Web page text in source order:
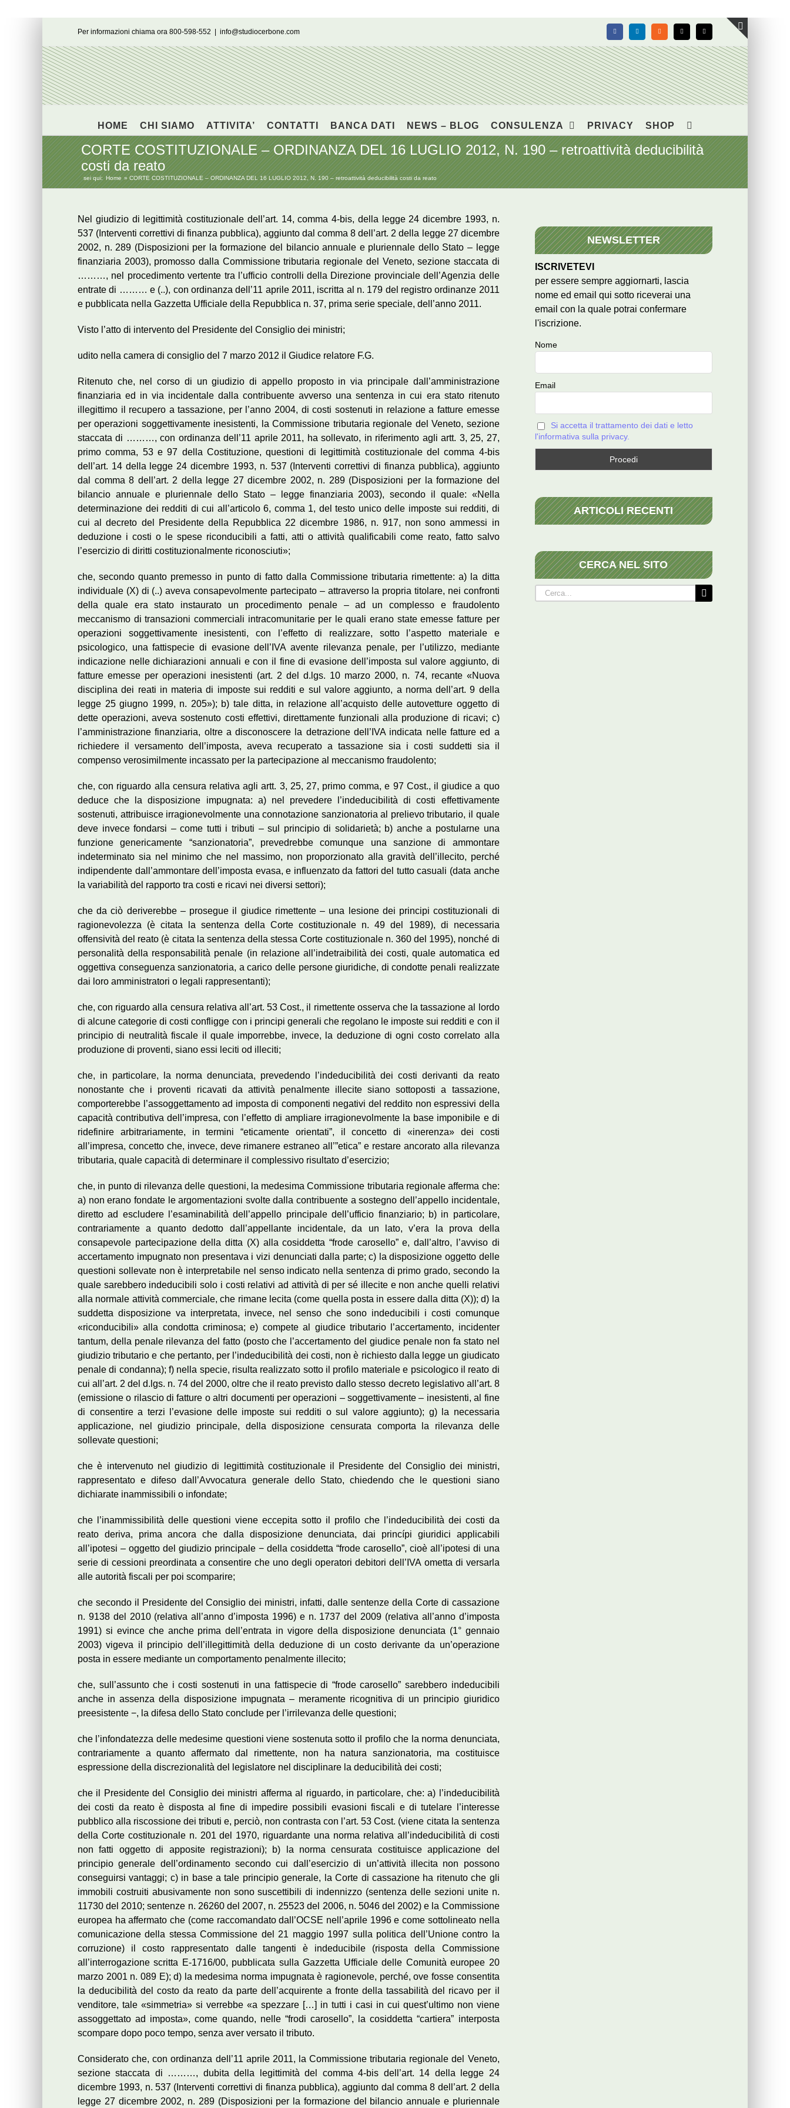
Per informazioni chiama ora 800-598-552 info@studiocerbone.com FacebookLinkedIn Rss X Email
HOME CHI SIAMO ATTIVITA’ CONTATTI BANCA DATI NEWS – BLOG CONSULENZA PRIVACY SHOP
CORTE COSTITUZIONALE – ORDINANZA DEL 16 LUGLIO 2012, N. 190 – retroattività deducibilità
costi da reato
sei qui: Home CORTE COSTITUZIONALE – ORDINANZA DEL 16 LUGLIO 2012, N. 190 – retroattività deducibilità costi da reato
Nel giudizio di legittimità costituzionale dell’art. 14, comma 4-bis, della legge 24 dicembre 1993, n.
537 (Interventi correttivi di finanza pubblica), aggiunto dal comma 8 dell’art. 2 della legge 27 dicembre
2002, n. 289 (Disposizioni per la formazione del bilancio annuale e pluriennale dello Stato – legge
finanziaria 2003), promosso dalla Commissione tributaria regionale del Veneto, sezione staccata di
………, nel procedimento vertente tra l’ufficio controlli della Direzione provinciale dell’Agenzia delle
entrate di ……… e (..), con ordinanza dell’11 aprile 2011, iscritta al n. 179 del registro ordinanze 2011
e pubblicata nella Gazzetta Ufficiale della Repubblica n. 37, prima serie speciale, dell’anno 2011.
Visto l’atto di intervento del Presidente del Consiglio dei ministri;
udito nella camera di consiglio del 7 marzo 2012 il Giudice relatore F.G.
Ritenuto che, nel corso di un giudizio di appello proposto in via principale dall’amministrazione
finanziaria ed in via incidentale dalla contribuente avverso una sentenza in cui era stato ritenuto
illegittimo il recupero a tassazione, per l’anno 2004, di costi sostenuti in relazione a fatture emesse
per operazioni soggettivamente inesistenti, la Commissione tributaria regionale del Veneto, sezione
staccata di ………, con ordinanza dell’11 aprile 2011, ha sollevato, in riferimento agli artt. 3, 25, 27,
primo comma, 53 e 97 della Costituzione, questioni di legittimità costituzionale del comma 4-bis
dell’art. 14 della legge 24 dicembre 1993, n. 537 (Interventi correttivi di finanza pubblica), aggiunto
dal comma 8 dell’art. 2 della legge 27 dicembre 2002, n. 289 (Disposizioni per la formazione del
bilancio annuale e pluriennale dello Stato – legge finanziaria 2003), secondo il quale: «Nella
determinazione dei redditi di cui all’articolo 6, comma 1, del testo unico delle imposte sui redditi, di
cui al decreto del Presidente della Repubblica 22 dicembre 1986, n. 917, non sono ammessi in
deduzione i costi o le spese riconducibili a fatti, atti o attività qualificabili come reato, fatto salvo
l’esercizio di diritti costituzionalmente riconosciuti»;
che, secondo quanto premesso in punto di fatto dalla Commissione tributaria rimettente: a) la ditta
individuale (X) di (..) aveva consapevolmente partecipato – attraverso la propria titolare, nei confronti
della quale era stato instaurato un procedimento penale – ad un complesso e fraudolento
meccanismo di transazioni commerciali intracomunitarie per le quali erano state emesse fatture per
operazioni soggettivamente inesistenti, con l’effetto di realizzare, sotto l’aspetto materiale e
psicologico, una fattispecie di evasione dell’IVA avente rilevanza penale, per l’utilizzo, mediante
indicazione nelle dichiarazioni annuali e con il fine di evasione dell’imposta sul valore aggiunto, di
fatture emesse per operazioni inesistenti (art. 2 del d.lgs. 10 marzo 2000, n. 74, recante «Nuova
disciplina dei reati in materia di imposte sui redditi e sul valore aggiunto, a norma dell’art. 9 della
legge 25 giugno 1999, n. 205»); b) tale ditta, in relazione all’acquisto delle autovetture oggetto di
dette operazioni, aveva sostenuto costi effettivi, direttamente funzionali alla produzione di ricavi; c)
l’amministrazione finanziaria, oltre a disconoscere la detrazione dell’IVA indicata nelle fatture ed a
richiedere il versamento dell’imposta, aveva recuperato a tassazione sia i costi suddetti sia il
compenso verosimilmente incassato per la partecipazione al meccanismo fraudolento;
che, con riguardo alla censura relativa agli artt. 3, 25, 27, primo comma, e 97 Cost., il giudice a quo
deduce che la disposizione impugnata: a) nel prevedere l’indeducibilità di costi effettivamente
sostenuti, attribuisce irragionevolmente una connotazione sanzionatoria al prelievo tributario, il quale
deve invece fondarsi – come tutti i tributi – sul principio di solidarietà; b) anche a postularne una
funzione genericamente “sanzionatoria”, prevedrebbe comunque una sanzione di ammontare
indeterminato sia nel minimo che nel massimo, non proporzionato alla gravità dell’illecito, perché
indipendente dall’ammontare dell’imposta evasa, e influenzato da fattori del tutto casuali (data anche
la variabilità del rapporto tra costi e ricavi nei diversi settori);
che da ciò deriverebbe ‒ prosegue il giudice rimettente ‒ una lesione dei principi costituzionali di
ragionevolezza (è citata la sentenza della Corte costituzionale n. 49 del 1989), di necessaria
offensività del reato (è citata la sentenza della stessa Corte costituzionale n. 360 del 1995), nonché di
personalità della responsabilità penale (in relazione all’indetraibilità dei costi, quale automatica ed
oggettiva conseguenza sanzionatoria, a carico delle persone giuridiche, di condotte penali realizzate
dai loro amministratori o legali rappresentanti);
che, con riguardo alla censura relativa all’art. 53 Cost., il rimettente osserva che la tassazione al lordo
di alcune categorie di costi confligge con i principi generali che regolano le imposte sui redditi e con il
principio di neutralità fiscale il quale imporrebbe, invece, la deduzione di ogni costo correlato alla
produzione di proventi, siano essi leciti od illeciti;
che, in particolare, la norma denunciata, prevedendo l’indeducibilità dei costi derivanti da reato
nonostante che i proventi ricavati da attività penalmente illecite siano sottoposti a tassazione,
comporterebbe l’assoggettamento ad imposta di componenti negativi del reddito non espressivi della
capacità contributiva dell’impresa, con l’effetto di ampliare irragionevolmente la base imponibile e di
ridefinire arbitrariamente, in termini “eticamente orientati”, il concetto di «inerenza» dei costi
all’impresa, concetto che, invece, deve rimanere estraneo all’”etica” e restare ancorato alla rilevanza
tributaria, quale capacità di determinare il complessivo risultato d’esercizio;
che, in punto di rilevanza delle questioni, la medesima Commissione tributaria regionale afferma che:
a) non erano fondate le argomentazioni svolte dalla contribuente a sostegno dell’appello incidentale,
diretto ad escludere l’esaminabilità dell’appello principale dell’ufficio finanziario; b) in particolare,
contrariamente a quanto dedotto dall’appellante incidentale, da un lato, v’era la prova della
consapevole partecipazione della ditta (X) alla cosiddetta “frode carosello” e, dall’altro, l’avviso di
accertamento impugnato non presentava i vizi denunciati dalla parte; c) la disposizione oggetto delle
questioni sollevate non è interpretabile nel senso indicato nella sentenza di primo grado, secondo la
quale sarebbero indeducibili solo i costi relativi ad attività di per sé illecite e non anche quelli relativi
alla normale attività commerciale, che rimane lecita (come quella posta in essere dalla ditta (X)); d) la
suddetta disposizione va interpretata, invece, nel senso che sono indeducibili i costi comunque
«riconducibili» alla condotta criminosa; e) compete al giudice tributario l’accertamento, incidenter
tantum, della penale rilevanza del fatto (posto che l’accertamento del giudice penale non fa stato nel
giudizio tributario e che pertanto, per l’indeducibilità dei costi, non è richiesto dalla legge un giudicato
penale di condanna); f) nella specie, risulta realizzato sotto il profilo materiale e psicologico il reato di
cui all’art. 2 del d.lgs. n. 74 del 2000, oltre che il reato previsto dallo stesso decreto legislativo all’art. 8
(emissione o rilascio di fatture o altri documenti per operazioni – soggettivamente – inesistenti, al fine
di consentire a terzi l’evasione delle imposte sui redditi o sul valore aggiunto); g) la necessaria
applicazione, nel giudizio principale, della disposizione censurata comporta la rilevanza delle
sollevate questioni;
che è intervenuto nel giudizio di legittimità costituzionale il Presidente del Consiglio dei ministri,
rappresentato e difeso dall’Avvocatura generale dello Stato, chiedendo che le questioni siano
dichiarate inammissibili o infondate;
che l’inammissibilità delle questioni viene eccepita sotto il profilo che l’indeducibilità dei costi da
reato deriva, prima ancora che dalla disposizione denunciata, dai princípi giuridici applicabili
all’ipotesi – oggetto del giudizio principale − della cosiddetta “frode carosello”, cioè all’ipotesi di una
serie di cessioni preordinata a consentire che uno degli operatori debitori dell’IVA ometta di versarla
alle autorità fiscali per poi scomparire;
che secondo il Presidente del Consiglio dei ministri, infatti, dalle sentenze della Corte di cassazione
n. 9138 del 2010 (relativa all’anno d’imposta 1996) e n. 1737 del 2009 (relativa all’anno d’imposta
1991) si evince che anche prima dell’entrata in vigore della disposizione denunciata (1° gennaio
2003) vigeva il principio dell’illegittimità della deduzione di un costo derivante da un’operazione
posta in essere mediante un comportamento penalmente illecito;
che, sull’assunto che i costi sostenuti in una fattispecie di “frode carosello” sarebbero indeducibili
anche in assenza della disposizione impugnata – meramente ricognitiva di un principio giuridico
preesistente −, la difesa dello Stato conclude per l’irrilevanza delle questioni;
che l’infondatezza delle medesime questioni viene sostenuta sotto il profilo che la norma denunciata,
contrariamente a quanto affermato dal rimettente, non ha natura sanzionatoria, ma costituisce
espressione della discrezionalità del legislatore nel disciplinare la deducibilità dei costi;
che il Presidente del Consiglio dei ministri afferma al riguardo, in particolare, che: a) l’indeducibilità
dei costi da reato è disposta al fine di impedire possibili evasioni fiscali e di tutelare l’interesse
pubblico alla riscossione dei tributi e, perciò, non contrasta con l’art. 53 Cost. (viene citata la sentenza
della Corte costituzionale n. 201 del 1970, riguardante una norma relativa all’indeducibilità di costi
non fatti oggetto di apposite registrazioni); b) la norma censurata costituisce applicazione del
principio generale dell’ordinamento secondo cui dall’esercizio di un’attività illecita non possono
conseguirsi vantaggi; c) in base a tale principio generale, la Corte di cassazione ha ritenuto che gli
immobili costruiti abusivamente non sono suscettibili di indennizzo (sentenza delle sezioni unite n.
11730 del 2010; sentenze n. 26260 del 2007, n. 25523 del 2006, n. 5046 del 2002) e la Commissione
europea ha affermato che (come raccomandato dall’OCSE nell’aprile 1996 e come sottolineato nella
comunicazione della stessa Commissione del 21 maggio 1997 sulla politica dell’Unione contro la
corruzione) il costo rappresentato dalle tangenti è indeducibile (risposta della Commissione
all’interrogazione scritta E-1716/00, pubblicata sulla Gazzetta Ufficiale delle Comunità europee 20
marzo 2001 n. 089 E); d) la medesima norma impugnata è ragionevole, perché, ove fosse consentita
la deducibilità del costo da reato da parte dell’acquirente a fronte della tassabilità del ricavo per il
venditore, tale «simmetria» si verrebbe «a spezzare […] in tutti i casi in cui quest’ultimo non viene
assoggettato ad imposta», come quando, nelle “frodi carosello”, la cosiddetta “cartiera” interposta
scompare dopo poco tempo, senza aver versato il tributo.
Considerato che, con ordinanza dell’11 aprile 2011, la Commissione tributaria regionale del Veneto,
sezione staccata di ………, dubita della legittimità del comma 4-bis dell’art. 14 della legge 24
dicembre 1993, n. 537 (Interventi correttivi di finanza pubblica), aggiunto dal comma 8 dell’art. 2 della
legge 27 dicembre 2002, n. 289 (Disposizioni per la formazione del bilancio annuale e pluriennale
NEWSLETTER
ISCRIVETEVI
per essere sempre aggiornarti, lascia
nome ed email qui sotto riceverai una
email con la quale potrai confermare
l'iscrizione.
Nome
Email
Si accetta il trattamento dei dati e letto
l'informativa sulla privacy.
ARTICOLI RECENTI
CERCA NEL SITO
Cerca
per:
Toggle
area
barra
scorrevole